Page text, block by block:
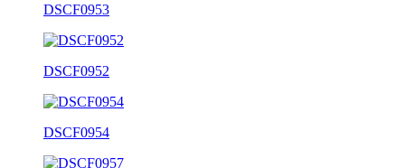
DSCF0953
DSCF0952
DSCF0954